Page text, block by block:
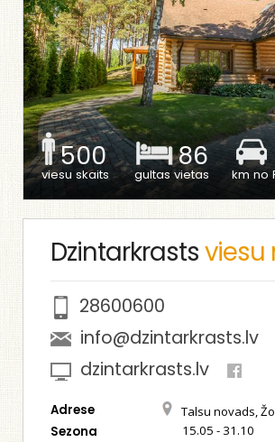
500
viesu skaits
86
gultas vietas km no
Dzintarkrastsviesu
28600600
info@dzintarkrasts.lv
dzintarkrasts.lv
Adrese Talsu novads,
Sezona 15.05 - 31.10